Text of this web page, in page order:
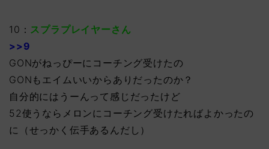
10： スプラプレイヤーさん
>>9
GONがねっぴーにコーチング受けたの
GONもエイムいいからありだったのか？
自分的にはうーんって感じだったけど
52使うならメロンにコーチング受けたればよかったの
に（せっかく伝手あるんだし）